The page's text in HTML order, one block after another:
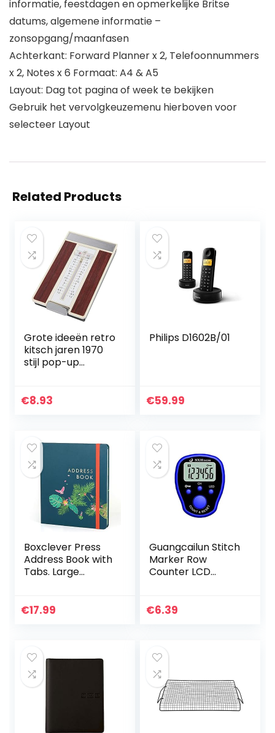
informatie, feestdagen en opmerkelijke Britse
datums, algemene informatie –
zonsopgang/maanfasen
Achterkant: Forward Planner x 2, Telefoonnummers
x 2, Notes x 6 Formaat: A4 & A5
Layout: Dag tot pagina of week te bekijken
Gebruik het vervolgkeuzemenu hierboven voor
selecteer Layout
Related Products
Grote ideeën retro
kitsch jaren 1970
stijl pop-up
met
€8.93
Philips D1602B/01
€59.99
Boxclever Press
Address Book with
Tabs. Large
462 Entries.
€17.99
Guangcailun Stitch
Marker Row
Counter LCD
Tally Counter
€6.39